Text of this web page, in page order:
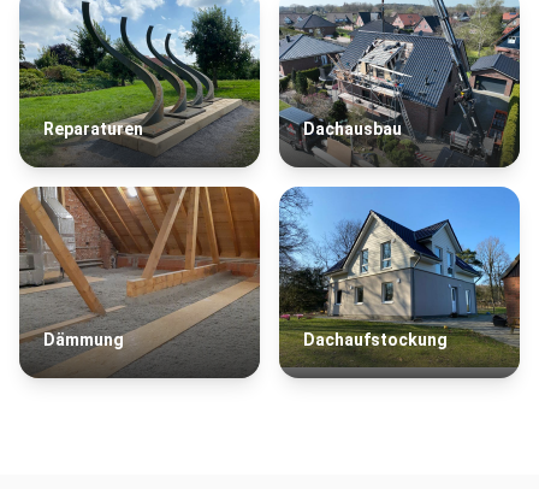
Reparaturen Dachausbau
Dämmung Dachaufstockung